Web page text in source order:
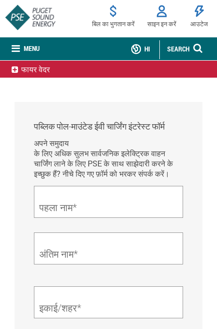
MENU
बिल का भुगतान करें साइन इन करें आउटेज
SEARCH
HI
फायर वेदर
पब्लिक पोल-माउंटेड ईवी चार्जिंग इंटरेस्ट फॉर्म
अपने समुदाय
के लिए अधिक सुलभ सार्वजनिक इलेक्ट्रिक वाहन
चार्जिंग लाने के लिए PSE के साथ साझेदारी करने के
इच्छुक हैं? नीचे दिए गए फ़ॉर्म को भरकर संपर्क करें।
पहला नाम*
अंतिम नाम*
इकाई/शहर*